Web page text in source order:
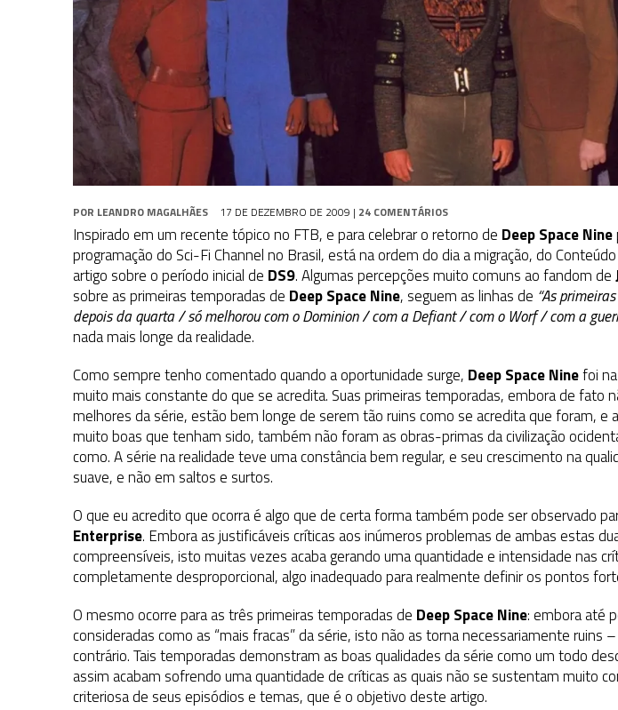
POR LEANDRO MAGALHÃES 17 DE DEZEMBRO DE 2009 | 24 COMENTÁRIOS
Inspirado em um recente tópico no FTB, e para celebrar o retorno de Deep Space Nine
programação do Sci-Fi Channel no Brasil, está na ordem do dia a migração, do
artigo sobre o período inicial de DS9. Algumas percepções muito comuns ao fandom de
sobre as primeiras temporadas de Deep Space Nine, seguem as linhas de “As
depois da quarta / só melhorou com o Dominion / com a Defiant / com o Worf / com a
nada mais longe da realidade.
Como sempre tenho comentado quando a oportunidade surge, Deep Space Ninefoi
muito mais constante do que se acredita. Suas primeiras temporadas, embora de fato
melhores da série, estão bem longe de serem tão ruins como se acredita que foram, e
muito boas que tenham sido, também não foram as obras-primas da civilização
como. A série na realidade teve uma constância bem regular, e seu crescimento na
suave, e não em saltos e surtos.
O que eu acredito que ocorra é algo que de certa forma também pode ser observado
Enterprise. Embora as justificáveis críticas aos inúmeros problemas de ambas estas
compreensíveis, isto muitas vezes acaba gerando uma quantidade e intensidade nas
completamente desproporcional, algo inadequado para realmente definir os pontos
O mesmo ocorre para as três primeiras temporadas de Deep Space Nine: embora até
consideradas como as “mais fracas” da série, isto não as torna necessariamente ruins
contrário. Tais temporadas demonstram as boas qualidades da série como um todo
assim acabam sofrendo uma quantidade de críticas as quais não se sustentam muito
criteriosa de seus episódios e temas, que é o objetivo deste artigo.